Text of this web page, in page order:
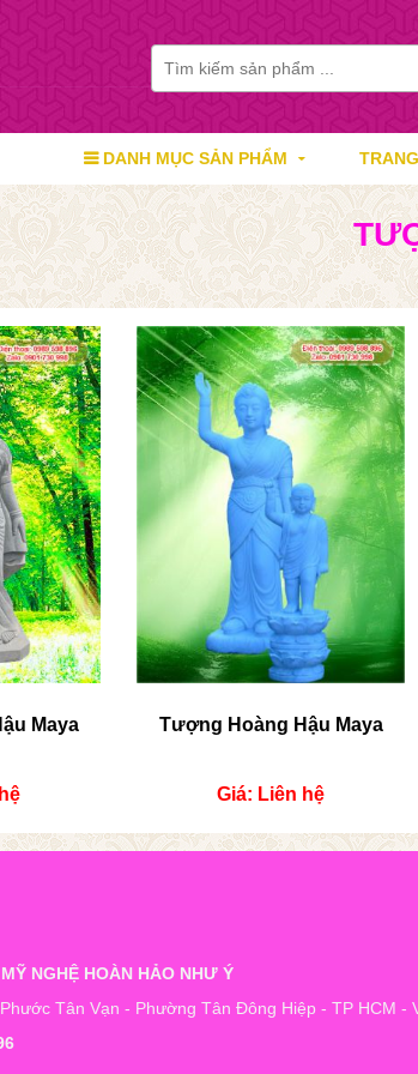
DANH MỤC SẢN PHẨM
Maya Tượng Hoàng Hậu Maya
Giá: Liên hệ
NGHỆ HOÀN HẢO NHƯ Ý
Tân Vạn - Phường Tân Đông Hiệp - TP HCM -